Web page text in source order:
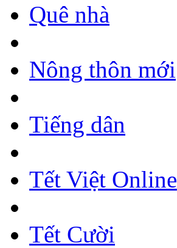
Quê nhà
Nông thôn mới
Tiếng dân
Tết Việt Online
Tết Cười